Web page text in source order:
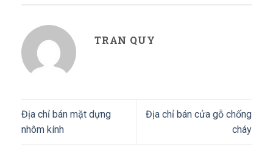
TRAN QUY
Địa chỉ bán mặt dựng
nhôm kính
Địa chỉ bán cửa gỗ chống
cháy